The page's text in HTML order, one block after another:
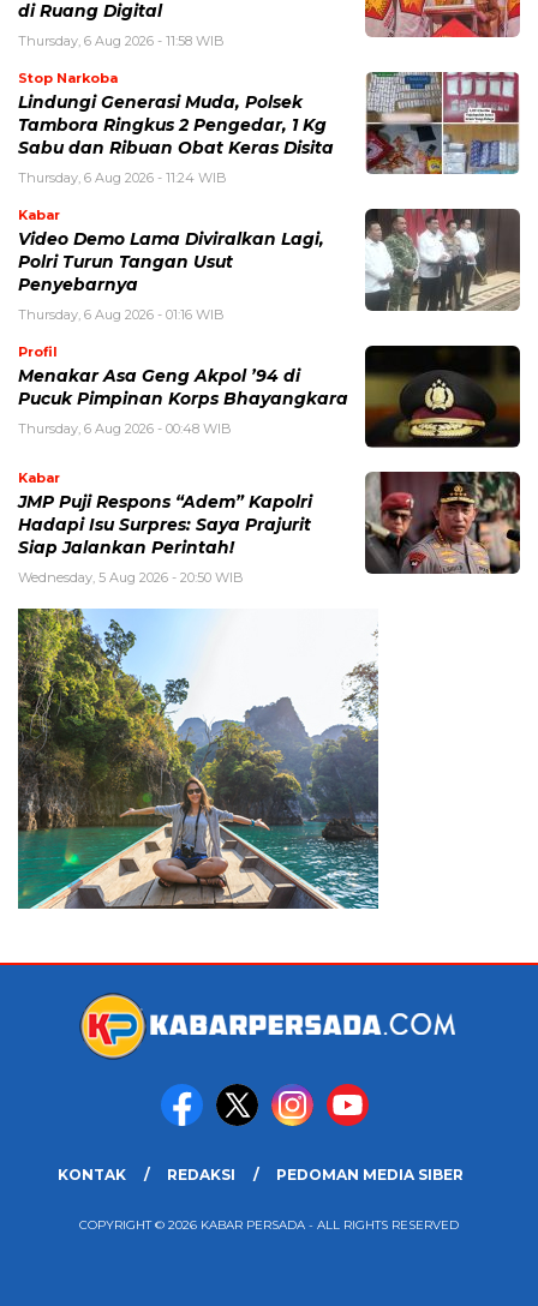
di Ruang Digital
Thursday, 6 Aug 2026 - 11:58 WIB
Stop Narkoba
Lindungi Generasi Muda, Polsek
Tambora Ringkus 2 Pengedar, 1 Kg
Sabu dan Ribuan Obat Keras Disita
Thursday, 6 Aug 2026 - 11:24 WIB
Kabar
Video Demo Lama Diviralkan Lagi,
Polri Turun Tangan Usut
Penyebarnya
Thursday, 6 Aug 2026 - 01:16 WIB
Profil
Menakar Asa Geng Akpol ’94 di
Pucuk Pimpinan Korps Bhayangkara
Thursday, 6 Aug 2026 - 00:48 WIB
Kabar
JMP Puji Respons “Adem” Kapolri
Hadapi Isu Surpres: Saya Prajurit
Siap Jalankan Perintah!
Wednesday, 5 Aug 2026 - 20:50 WIB
KONTAK REDAKSI PEDOMAN MEDIA SIBER
COPYRIGHT © 2026 KABAR PERSADA - ALL RIGHTS RESERVED